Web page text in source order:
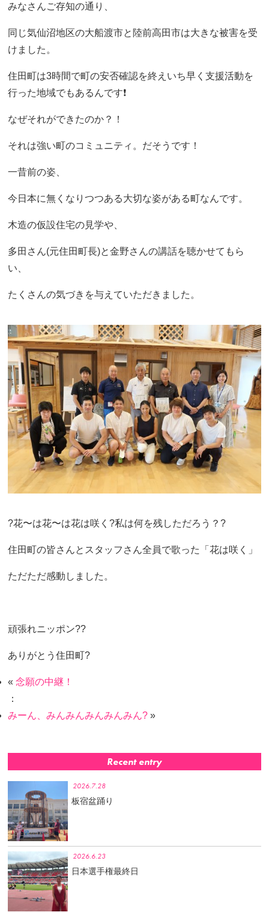
みなさんご存知の通り、
同じ気仙沼地区の大船渡市と陸前高田市は大きな被害を受
けました。
住田町は3時間で町の安否確認を終えいち早く支援活動を
行った地域でもあるんです❗️
なぜそれができたのか？！
それは強い町のコミュニティ。だそうです！
一昔前の姿、
今日本に無くなりつつある大切な姿がある町なんです。
木造の仮設住宅の見学や、
多田さん(元住田町長)と金野さんの講話を聴かせてもら
い、
たくさんの気づきを与えていただきました。
?花〜は花〜は花は咲く?私は何を残しただろう？?
住田町の皆さんとスタッフさん全員で歌った「花は咲く」
ただただ感動しました。
頑張れニッポン??
ありがとう住田町?
«念願の中継！
：
みーん、みんみんみんみんみん? »
Recent entry
2026.7.28
板宿盆踊り
2026.6.23
日本選手権最終日